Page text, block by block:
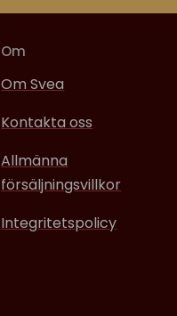
Om
Om Svea
Kontakta oss
Allmänna
försäljningsvillkor
Integritetspolicy